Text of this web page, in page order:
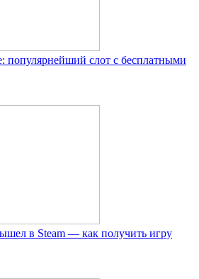
популярнейший слот с бесплатными
в Steam — как получить игру